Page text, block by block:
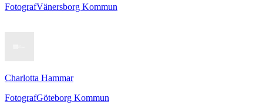
FotografVänersborg Kommun
Charlotta Hammar
FotografGöteborg Kommun